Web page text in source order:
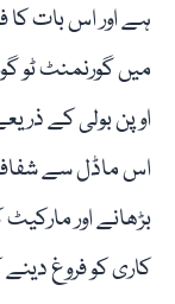
ہے اور اس بات کا
میں گورنمنٹ ٹو
اوپن بولی کے
اس ماڈل سے
بڑھانے اور
کاری کو فروغ